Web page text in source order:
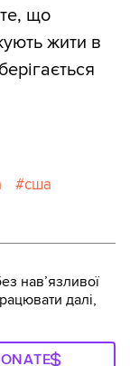
те, що
жити в
сша
навʼязливої
далі,